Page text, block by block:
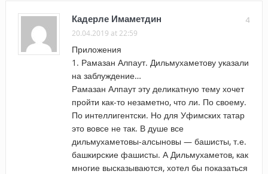
4
Кадерле Имаметдин
20.04.2019 at 22:59
Приложения
1. Рамазан Алпаут. Дильмухаметову указали
на заблуждение…
Рамазан Алпаут эту деликатную тему хочет
пройти как-то незаметно, что ли. По своему.
По интеллигентски. Но для Уфимских татар
это вовсе не так. В душе все
дильмухаметовы-алсыновы — башисты, т.е.
башкирские фашисты. А Дильмухаметов, как
многие высказываются, хотел бы показаться